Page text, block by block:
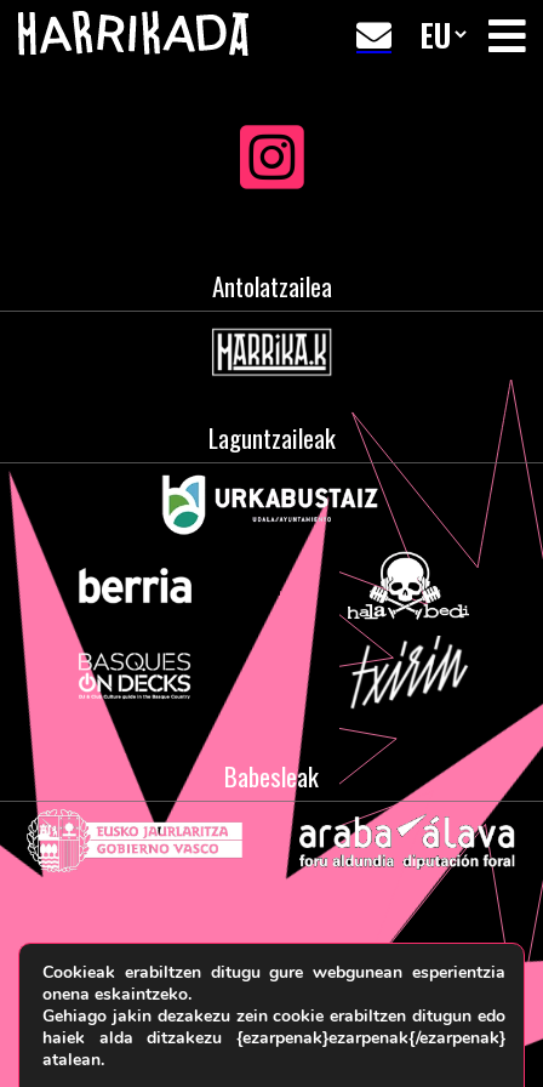
Antolatzailea
Laguntzaileak
Babesleak
Legezko oharra eta pribatasun politika
Terminoak eta
Baldintzak
Cookie politika © HARRIKA KOLEKTIBOA, 2026
Cookieak erabiltzen ditugu gure webgunean esperientzia
onena eskaintzeko.
Gehiago jakin dezakezu zein cookie erabiltzen ditugun edo
haiek alda ditzakezu {ezarpenak}ezarpenak{/ezarpenak}
atalean.